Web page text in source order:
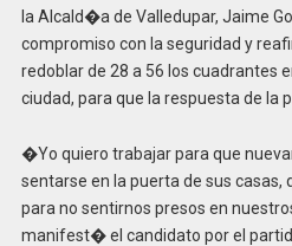
la Alcald�a de Valledupar, Jaime
compromiso con la seguridad y
redoblar de 28 a 56 los cuadrantes
ciudad, para que la respuesta de la
�Yo quiero trabajar para que
sentarse en la puerta de sus casas,
para no sentirnos presos en
manifest� el candidato por el